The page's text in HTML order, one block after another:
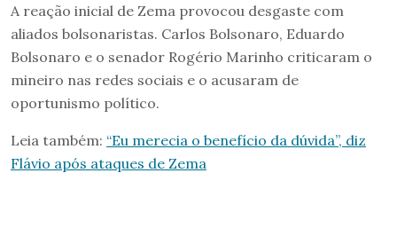
A reação inicial de Zema provocou desgaste com
aliados bolsonaristas. Carlos Bolsonaro, Eduardo
Bolsonaro e o senador Rogério Marinho criticaram o
mineiro nas redes sociais e o acusaram de
oportunismo político.
Leia também: “Eu merecia o benefício da dúvida”, diz
Flávio após ataques de Zema